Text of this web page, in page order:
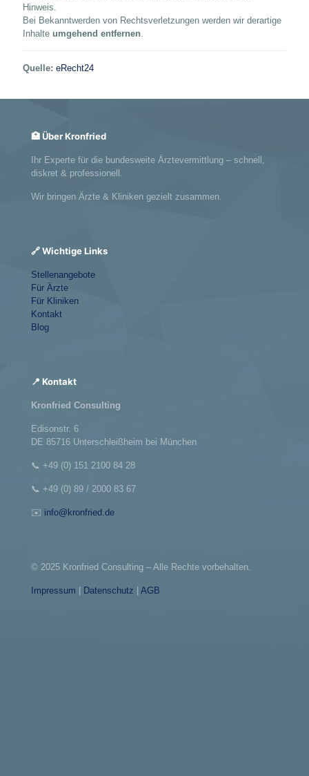
Hinweis.
Bei Bekanntwerden von Rechtsverletzungen werden wir derartige
Inhalte umgehend entfernen.
Quelle: eRecht24
🏥 Über Kronfried
Ihr Experte für die bundesweite Ärztevermittlung – schnell,
diskret & professionell.
Wir bringen Ärzte & Kliniken gezielt zusammen.
🔗 Wichtige Links
Stellenangebote
Für Ärzte
Für Kliniken
Kontakt
Blog
📍 Kontakt
Kronfried Consulting
Edisonstr. 6
DE 85716 Unterschleißheim bei München
📞 +49 (0) 151 2100 84 28
📞 +49 (0) 89 / 2000 83 67
✉️ info@kronfried.de
© 2025 Kronfried Consulting – Alle Rechte vorbehalten.
Impressum Datenschutz AGB